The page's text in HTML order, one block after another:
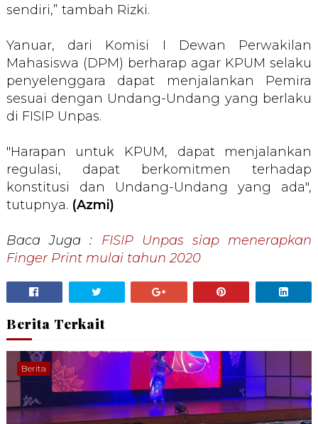
sendiri,” tambah Rizki.
Yanuar, dari Komisi I Dewan Perwakilan
Mahasiswa (DPM) berharap agar KPUM selaku
penyelenggara dapat menjalankan Pemira
sesuai dengan Undang-Undang yang berlaku
di FISIP Unpas.
"Harapan untuk KPUM, dapat menjalankan
regulasi, dapat berkomitmen terhadap
konstitusi dan Undang-Undang yang ada",
tutupnya. (Azmi)
Baca Juga : FISIP Unpas siap menerapkan
Finger Print mulai tahun 2020
Berita Terkait
Berita